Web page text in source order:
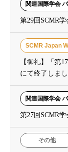
関連国際学会
第29回SCMR学
SCMR Japan
【御礼】「第
にて終了しま
関連国際学会
第27回SCMR学
その他